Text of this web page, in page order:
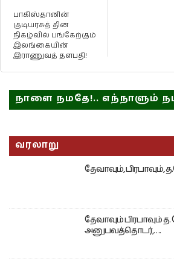
பாகிஸ்தானின்
குடியரசுத் தின
நிகழ்வில் பங்கேற்கும்
இலங்கையின்
இராணுவத் தளபதி!
நாளை நமதே!.. எந்நாளும்
வரலாறு
தேவாவும், பிரபாவும்,
தேவாவும் பிரபாவும் த.
அனுபவத்தொடர்,….